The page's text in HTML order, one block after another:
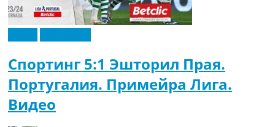
Спортинг 5:1 Эшторил Прая.
Португалия. Примейра Лига.
Видео